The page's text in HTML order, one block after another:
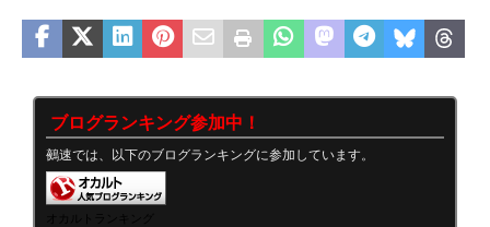
ブログランキング参加中！
鵺速では、以下のブログランキングに参加しています。